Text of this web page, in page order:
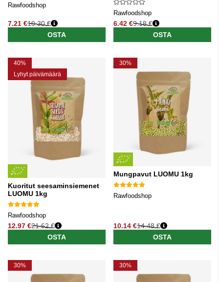
Rawfoodshop
7.21 €
Normaali hinta
10.30 €
OSTA
Rawfoodshop
6.42 €
Normaali hinta
9.18 €
OSTA
40%
Lyhyt päivämäärä
Kuoritut seesaminsiemenet
LUOMU 1kg
Rawfoodshop
12.97 €
Normaali hinta
21.62 €
OSTA
30%
Mungpavut LUOMU 1kg
Rawfoodshop
10.14 €
Normaali hinta
14.48 €
OSTA
30% 30%